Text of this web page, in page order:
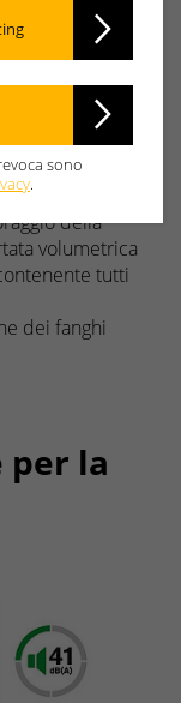
collaudata e
polvere
a
della
volumetrica
tutti
dei fanghi
per la
sono
.